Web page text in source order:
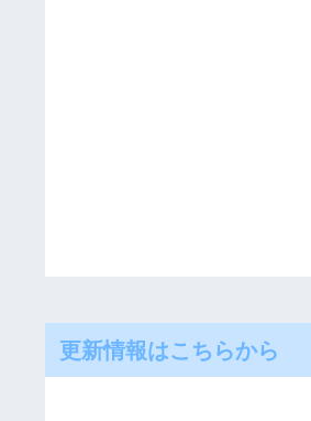
更新情報はこちらから